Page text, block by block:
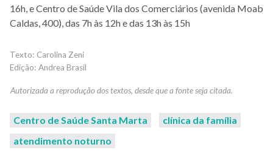
16h, e Centro de Saúde Vila dos Comerciários (avenida Moab
Caldas, 400), das 7h às 12h e das 13h às 15h
Carolina Zeni
Andrea Brasil
Centro de Saúde Santa Marta
clínica da família
atendimento noturno